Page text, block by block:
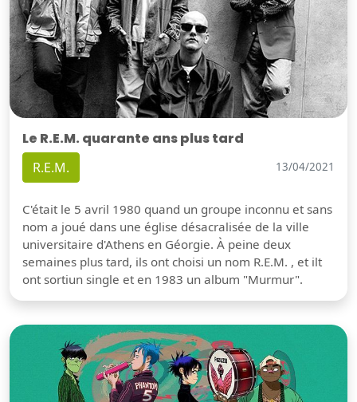
Le R.E.M. quarante ans plus tard
R.E.M. 13/04/2021
C'était le 5 avril 1980 quand un groupe inconnu et sans
nom a joué dans une église désacralisée de la ville
universitaire d'Athens en Géorgie. À peine deux
semaines plus tard, ils ont choisi un nom R.E.M. , et ilt
ont sortiun single et en 1983 un album "Murmur".